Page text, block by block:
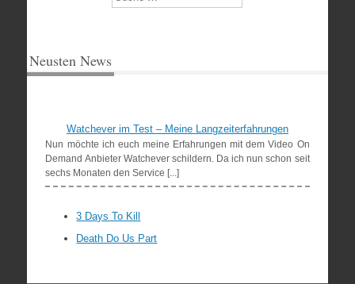
Neusten News
Watchever im Test – Meine Langzeiterfahrungen
Nun möchte ich euch meine Erfahrungen mit dem Video On
Demand Anbieter Watchever schildern. Da ich nun schon seit
sechs Monaten den Service [...]
3 Days To Kill
Death Do Us Part